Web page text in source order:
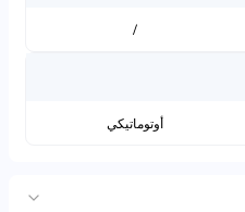
/
أوتوماتيكي